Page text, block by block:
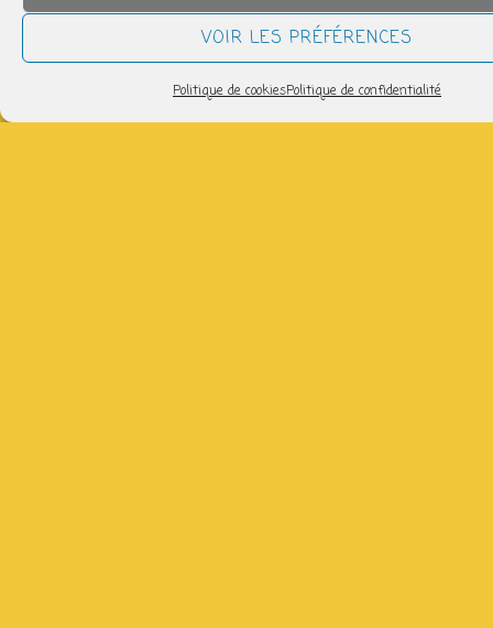
VOIR LES PRÉFÉRENCES
Politique de cookiesPolitique de confidentialité
de